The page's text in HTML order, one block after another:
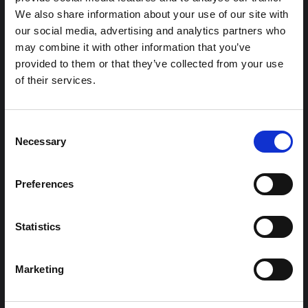
We also share information about your use of our site with
our social media, advertising and analytics partners who
may combine it with other information that you’ve
provided to them or that they’ve collected from your use
of their services.
Selection
Necessary
Preferences
Statistics
Marketing
معلومات سياقية للاستجابة لتفشي إيبولا بونديبوغيو في إيتوري،
شرق جمهورية الكونغو الديمقراطية. توسع هذه المذكرة في ...
هال للعلوم المفتوحة
في إيتوري (2026)
تقدم هذه المذكرة خلفية سياقية حول مقاطعة إيتوري، التي تتأثر
حاليًا بتفشي فيروس إيبولا بوندييبوغيو. لا تتناول المذكرة مباشرة
هال للعلوم المفتوحة
2026